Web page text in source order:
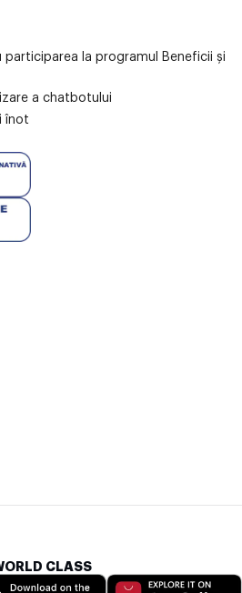
participarea la programul Beneficii și
a chatbotului
înot
CLASS